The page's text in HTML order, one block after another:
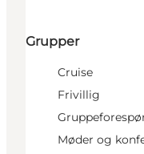
Grupper
Cruise
Frivillig
Møder og